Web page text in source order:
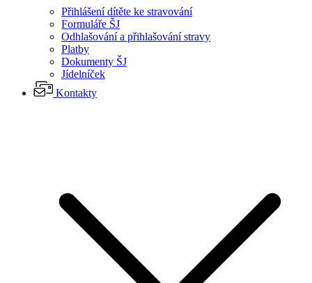
Přihlášení dítěte ke stravování
Formuláře ŠJ
Odhlašování a přihlašování stravy
Platby
Dokumenty ŠJ
Jídelníček
Kontakty